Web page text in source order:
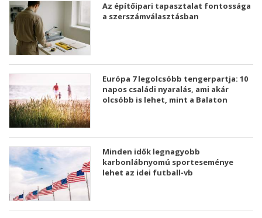
Az építőipari tapasztalat fontossága
a szerszámválasztásban
Európa 7 legolcsóbb tengerpartja: 10
napos családi nyaralás, ami akár
olcsóbb is lehet, mint a Balaton
Minden idők legnagyobb
karbonlábnyomú sporteseménye
lehet az idei futball-vb